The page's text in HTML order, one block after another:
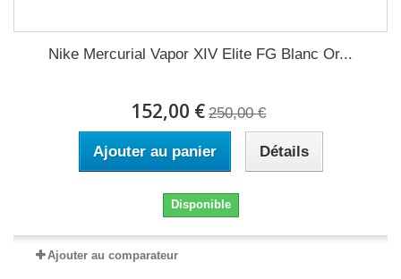
Nike Mercurial Vapor XIV Elite FG Blanc Or...
152,00 € 250,00 €
Ajouter au panier Détails
Disponible
Ajouter au comparateur